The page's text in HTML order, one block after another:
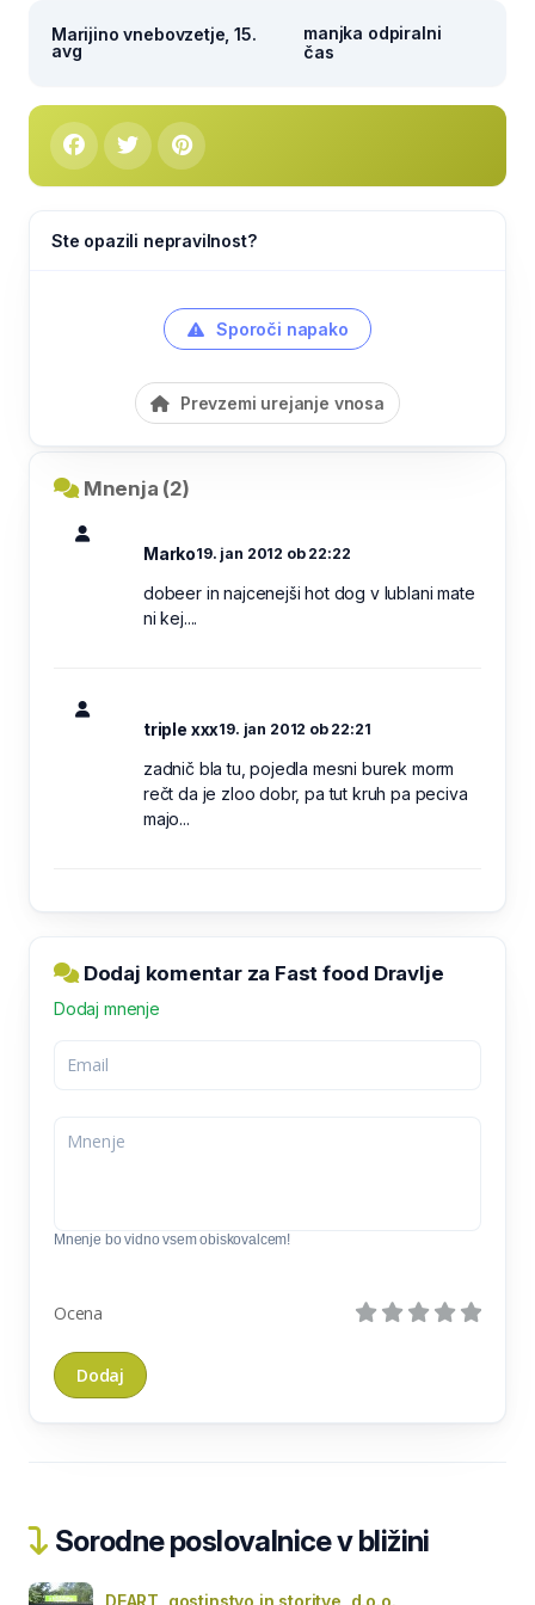
Marijino vnebovzetje, 15.
avg
manjka odpiralni
čas
Ste opazili nepravilnost?
Sporoči napako
Prevzemi urejanje vnosa
Mnenja (2)
Marko19. jan 2012 ob 22:22
dobeer in najcenejši hot dog v lublani mate
ni kej....
triple xxx19. jan 2012 ob 22:21
zadnič bla tu, pojedla mesni burek morm
rečt da je zloo dobr, pa tut kruh pa peciva
majo...
Dodaj komentar za Fast food Dravlje
Dodaj mnenje
Mnenje bo vidno vsem obiskovalcem!
Ocena
Sorodne poslovalnice v bližini
DEART, gostinstvo in storitve, d.o.o.